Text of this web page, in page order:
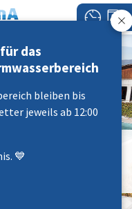
-
das
bleiben bis
jeweils ab 12:00
💙